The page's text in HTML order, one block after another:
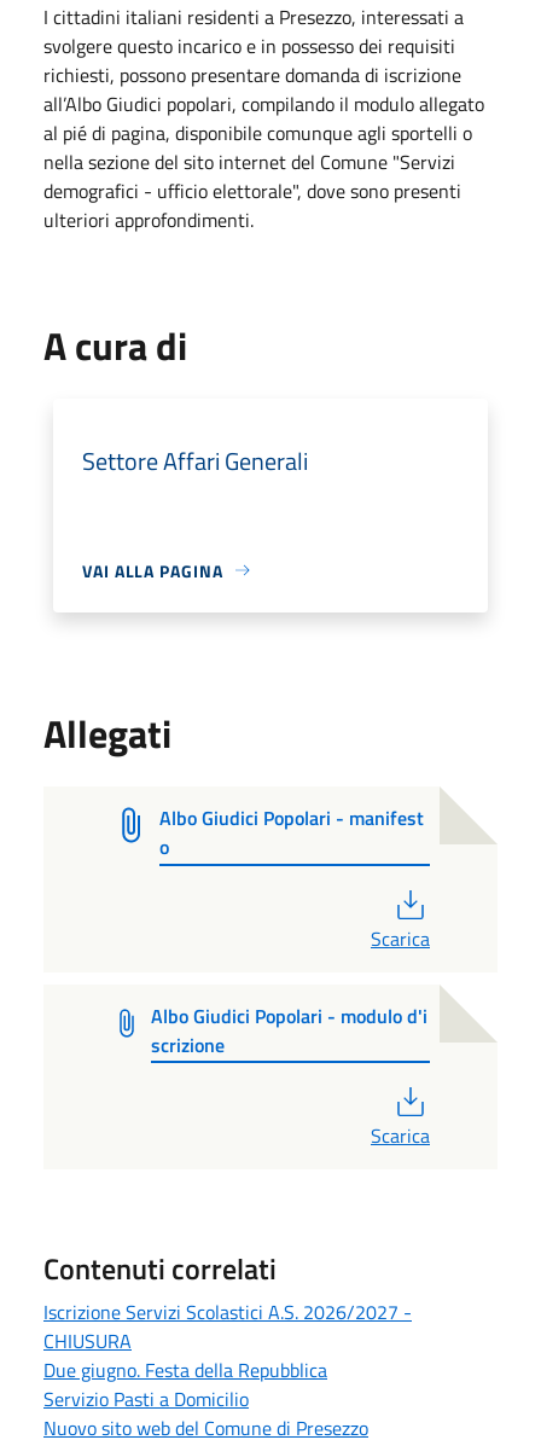
I cittadini italiani residenti a Presezzo, interessati a
svolgere questo incarico e in possesso dei requisiti
richiesti, possono presentare domanda di iscrizione
all’Albo Giudici popolari, compilando il modulo allegato
al pié di pagina, disponibile comunque agli sportelli o
nella sezione del sito internet del Comune "Servizi
demografici - ufficio elettorale", dove sono presenti
ulteriori approfondimenti.
A cura di
Settore Affari Generali
VAI ALLA PAGINA
Allegati
Albo Giudici Popolari - manifest
o
Scarica
Albo Giudici Popolari - modulo d'i
scrizione
Scarica
Contenuti correlati
Iscrizione Servizi Scolastici A.S. 2026/2027 -
CHIUSURA
Due giugno. Festa della Repubblica
Servizio Pasti a Domicilio
Nuovo sito web del Comune di Presezzo